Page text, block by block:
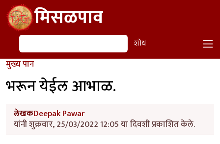
Skip to main contentमिसळपाव
शोध शोध
मुख्य पान
भरून येईल आभाळ.
लेखकDeepak Pawar
यांनी शुक्रवार, 25/03/2022 12:05 या दिवशी प्रकाशित केले.